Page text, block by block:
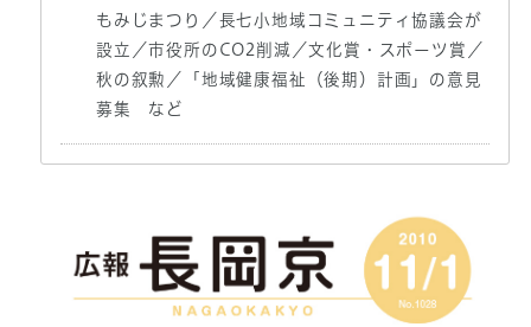
もみじまつり／長七小地域コミュニティ協議会が
設立／市役所のCO2削減／文化賞・スポーツ賞／
秋の叙勲／「地域健康福祉（後期）計画」の意見
募集 など